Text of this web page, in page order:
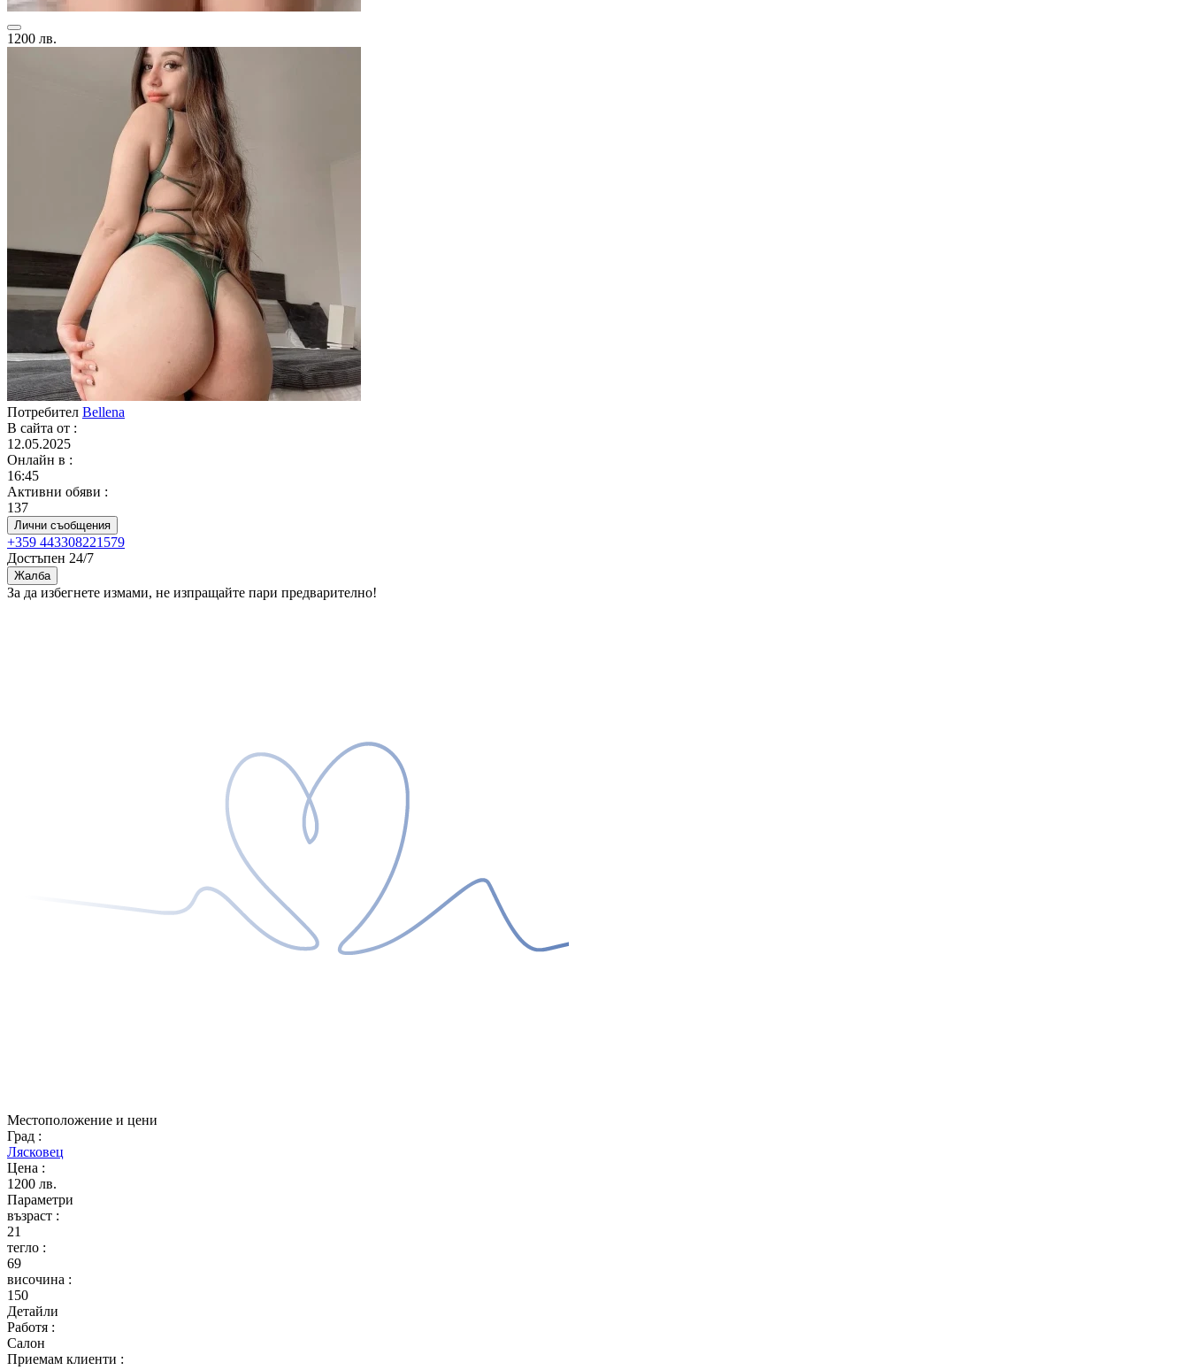
1200 лв.
Потребител Bellena
В сайта от :
12.05.2025
Онлайн в :
16:45
Активни обяви :
137
Лични съобщения
+359 443308221579
Достъпен 24/7
Жалба
За да избегнете измами, не изпращайте пари предварително!
Местоположение и цени
Град :
Лясковец
Цена :
1200 лв.
Параметри
възраст :
21
тегло :
69
височина :
150
Детайли
Работя :
Салон
Приемам клиенти :